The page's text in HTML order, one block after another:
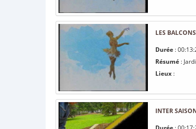
LES
Durée :
Résumé :
Lieux :
INTER